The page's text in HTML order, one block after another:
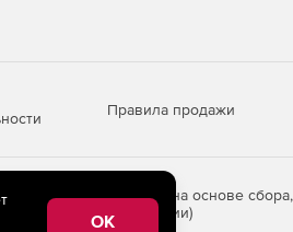
Правила продажи
информации на основе сбора,
Российской Федерации)
OK